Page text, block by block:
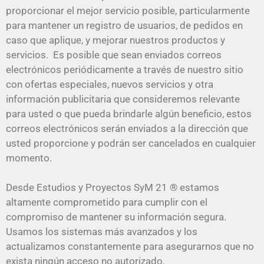
proporcionar el mejor servicio posible, particularmente
para mantener un registro de usuarios, de pedidos en
caso que aplique, y mejorar nuestros productos y
servicios. Es posible que sean enviados correos
electrónicos periódicamente a través de nuestro sitio
con ofertas especiales, nuevos servicios y otra
información publicitaria que consideremos relevante
para usted o que pueda brindarle algún beneficio, estos
correos electrónicos serán enviados a la dirección que
usted proporcione y podrán ser cancelados en cualquier
momento.
Desde Estudios y Proyectos SyM 21 ® estamos
altamente comprometido para cumplir con el
compromiso de mantener su información segura.
Usamos los sistemas más avanzados y los
actualizamos constantemente para asegurarnos que no
exista ningún acceso no autorizado.